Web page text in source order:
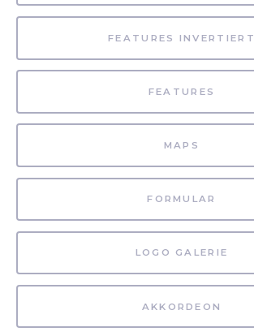
FEATURES INVERTIERT
FEATURES
MAPS
FORMULAR
LOGO GALERIE
AKKORDEON